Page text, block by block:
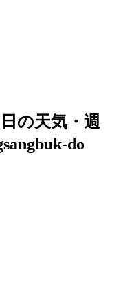
の天気・週
do